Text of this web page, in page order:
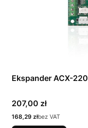
Ekspander ACX-220
Cena
207,00 zł
Cena
168,29 złbez VAT